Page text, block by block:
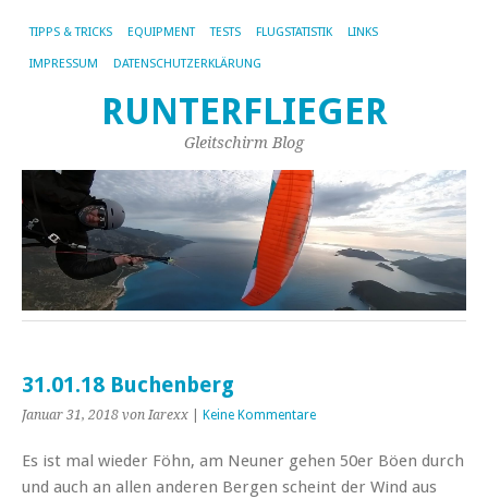
TIPPS & TRICKS EQUIPMENT TESTS FLUGSTATISTIK LINKS
IMPRESSUM DATENSCHUTZERKLÄRUNG
RUNTERFLIEGER
Gleitschirm Blog
31.01.18 Buchenberg
Januar 31, 2018 von Iarexx Keine Kommentare
Es ist mal wieder Föhn, am Neuner gehen 50er Böen durch
und auch an allen anderen Bergen scheint der Wind aus